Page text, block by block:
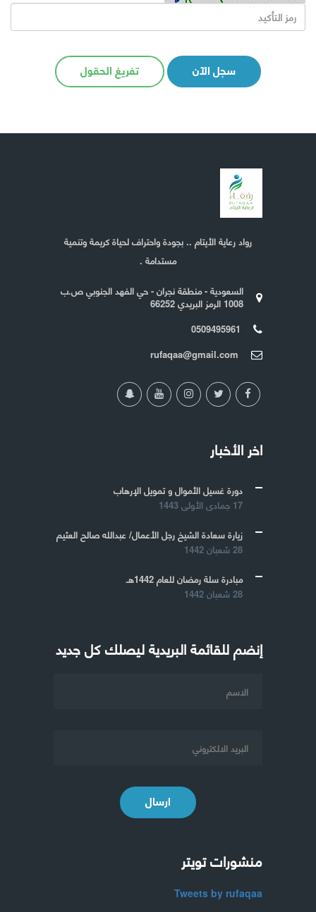
سجل الآن تفريغ الحقول
رواد رعاية الأيتام .. بجودة واحتراف لحياة كريمة وتنمية
مستدامة .
السعودية - منطقة نجران - حي الفهد الجنوبي ص.ب
1008 الرمز البريدي 66252
0509495961
rufaqaa@gmail.com
اخر الأخبار
دورة غسيل الأموال و تمويل الإرهاب
17 جمادى الأولى 1443
زيارة سعادة الشيخ رجل الأعمال/ عبدالله صالح العثيم
28 شعبان 1442
مبادرة سلة رمضان للعام 1442هـ
28 شعبان 1442
إنضم للقائمة البريدية ليصلك كل جديد
ارسال
منشورات تويتر
Tweets by rufaqaa